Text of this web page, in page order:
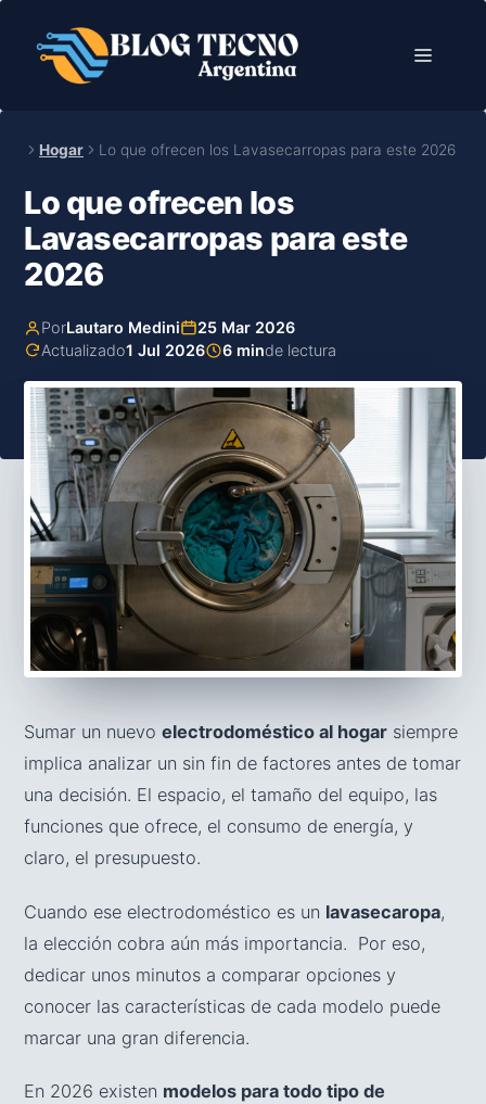
contenido
Menú
Hogar Lo que ofrecen los Lavasecarropas para este 2026
Lo que ofrecen los
Lavasecarropas para este
2026
PorLautaro Medini
25 Mar 2026
Actualizado1 Jul 2026 6 minde lectura
Sumar un nuevo electrodoméstico al hogar siempre
implica analizar un sin fin de factores antes de tomar
una decisión. El espacio, el tamaño del equipo, las
funciones que ofrece, el consumo de energía, y
claro, el presupuesto.
Cuando ese electrodoméstico es un lavasecaropa,
la elección cobra aún más importancia. Por eso,
dedicar unos minutos a comparar opciones y
conocer las características de cada modelo puede
marcar una gran diferencia.
En 2026 existen modelos para todo tipo de